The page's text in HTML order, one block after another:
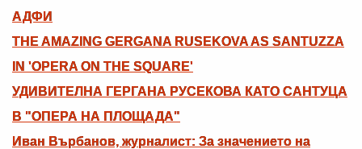
АДФИ
THE AMAZING GERGANA RUSEKOVA AS SANTUZZA
IN 'OPERA ON THE SQUARE'
УДИВИТЕЛНА ГЕРГАНА РУСЕКОВА КАТО САНТУЦА
В "ОПЕРА НА ПЛОЩАДА"
Иван Върбанов, журналист: За значението на